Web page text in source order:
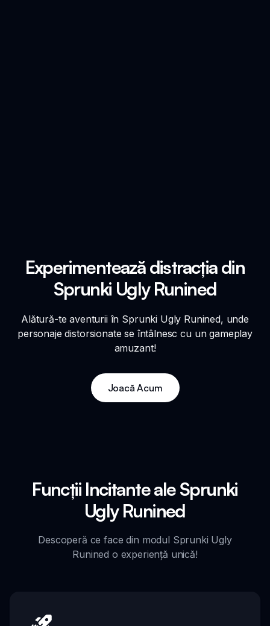
Experimentează distracția din
Sprunki Ugly Runined
Alătură-te aventurii în Sprunki Ugly Runined, unde
personaje distorsionate se întâlnesc cu un gameplay
amuzant!
Joacă Acum
Funcții Incitante ale Sprunki
Ugly Runined
Descoperă ce face din modul Sprunki Ugly
Runined o experiență unică!